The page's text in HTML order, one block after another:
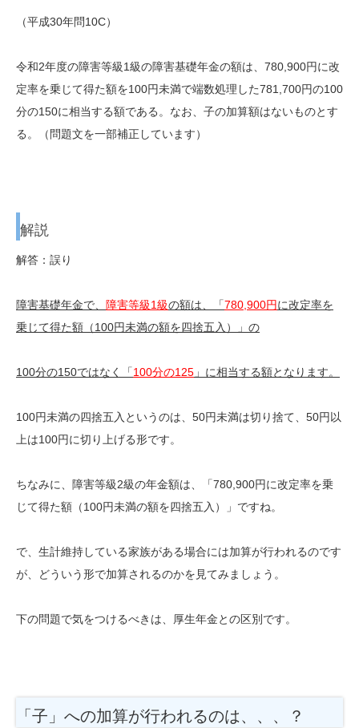
（平成30年問10C）
令和2年度の障害等級1級の障害基礎年金の額は、780,900円に改
定率を乗じて得た額を100円未満で端数処理した781,700円の100
分の150に相当する額である。なお、子の加算額はないものとす
る。（問題文を一部補正しています）
解説
解答：誤り
障害基礎年金で、 障害等級1級の額は、「780,900円に改定率を
乗じて得た額（100円未満の額を四捨五入）」の
100分の150ではなく「100分の125 」に相当する額となります。
100円未満の四捨五入というのは、50円未満は切り捨て、50円以
上は100円に切り上げる形です。
ちなみに、障害等級2級の年金額は、「780,900円に改定率を乗
じて得た額（100円未満の額を四捨五入）」ですね。
で、生計維持している家族がある場合には加算が行われるのです
が、どういう形で加算されるのかを見てみましょう。
下の問題で気をつけるべきは、厚生年金との区別です。
「子」への加算が行われるのは、、、？